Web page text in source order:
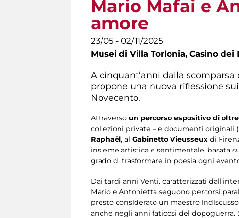
Mario Mafai e
amore
23/05 - 02/11/2025
Musei di Villa Torlonia, Casino dei
A cinquant’anni dalla
propone una nuova riflessione
Novecento.
Attraverso un percorso espositivo di
collezioni private – e documenti originali
Raphaël, al Gabinetto Vieusseux di
insieme artistica e sentimentale, basata
grado di trasformare in poesia ogni
Dai tardi anni Venti, caratterizzati
Mario e Antonietta seguono percorsi
presto considerato un maestro
anche negli anni faticosi del dopoguerra.